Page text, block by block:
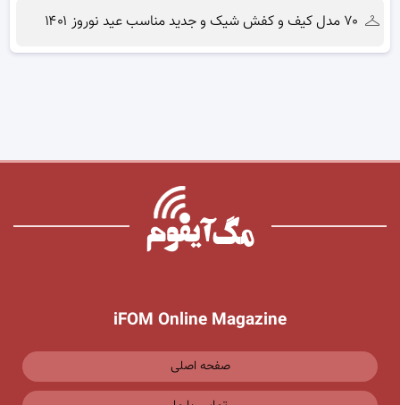
۷۰ مدل کیف و کفش شیک و جدید مناسب عید نوروز ۱۴۰۱
iFOM Online Magazine
صفحه اصلی